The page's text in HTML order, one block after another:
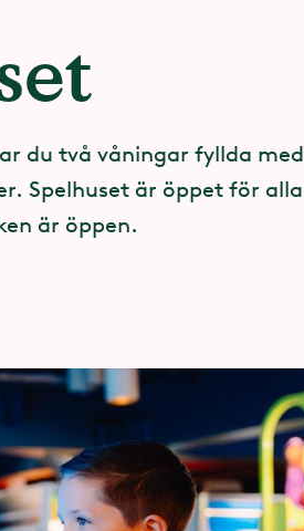
du två våningar fyllda med
Spelhuset är öppet för alla
är öppen.